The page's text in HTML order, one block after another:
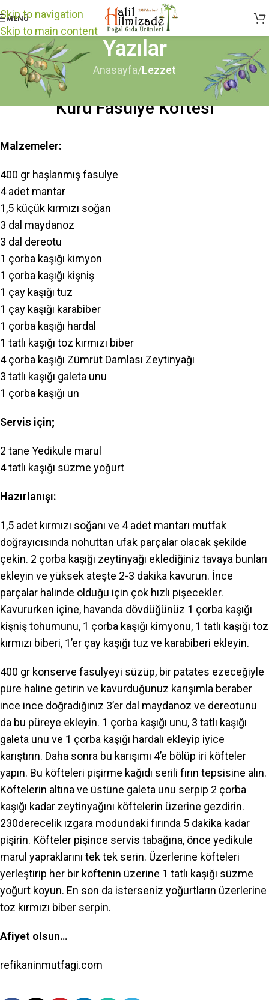
Skip to navigation
Skip to main content
MENÜ
Yazılar
Anasayfa/Lezzet
Kuru Fasulye Köftesi
Malzemeler:
400 gr haşlanmış fasulye
4 adet mantar
1,5 küçük kırmızı soğan
3 dal maydanoz
3 dal dereotu
1 çorba kaşığı kimyon
1 çorba kaşığı kişniş
1 çay kaşığı tuz
1 çay kaşığı karabiber
1 çorba kaşığı hardal
1 tatlı kaşığı toz kırmızı biber
4 çorba kaşığı Zümrüt Damlası Zeytinyağı
3 tatlı kaşığı galeta unu
1 çorba kaşığı un
Servis için;
2 tane Yedikule marul
4 tatlı kaşığı süzme yoğurt
Hazırlanışı:
1,5 adet kırmızı soğanı ve 4 adet mantarı mutfak
doğrayıcısında nohuttan ufak parçalar olacak şekilde
çekin. 2 çorba kaşığı zeytinyağı eklediğiniz tavaya bunları
ekleyin ve yüksek ateşte 2-3 dakika kavurun. İnce
parçalar halinde olduğu için çok hızlı pişecekler.
Kavururken içine, havanda dövdüğünüz 1 çorba kaşığı
kişniş tohumunu, 1 çorba kaşığı kimyonu, 1 tatlı kaşığı toz
kırmızı biberi, 1’er çay kaşığı tuz ve karabiberi ekleyin.
400 gr konserve fasulyeyi süzüp, bir patates ezeceğiyle
püre haline getirin ve kavurduğunuz karışımla beraber
ince ince doğradığınız 3’er dal maydanoz ve dereotunu
da bu püreye ekleyin. 1 çorba kaşığı unu, 3 tatlı kaşığı
galeta unu ve 1 çorba kaşığı hardalı ekleyip iyice
karıştırın. Daha sonra bu karışımı 4’e bölüp iri köfteler
yapın. Bu köfteleri pişirme kağıdı serili fırın tepsisine alın.
Köftelerin altına ve üstüne galeta unu serpip 2 çorba
kaşığı kadar zeytinyağını köftelerin üzerine gezdirin.
230derecelik ızgara modundaki fırında 5 dakika kadar
pişirin. Köfteler pişince servis tabağına, önce yedikule
marul yapraklarını tek tek serin. Üzerlerine köfteleri
yerleştirip her bir köftenin üzerine 1 tatlı kaşığı süzme
yoğurt koyun. En son da isterseniz yoğurtların üzerlerine
toz kırmızı biber serpin.
Afiyet olsun…
refikaninmutfagi.com